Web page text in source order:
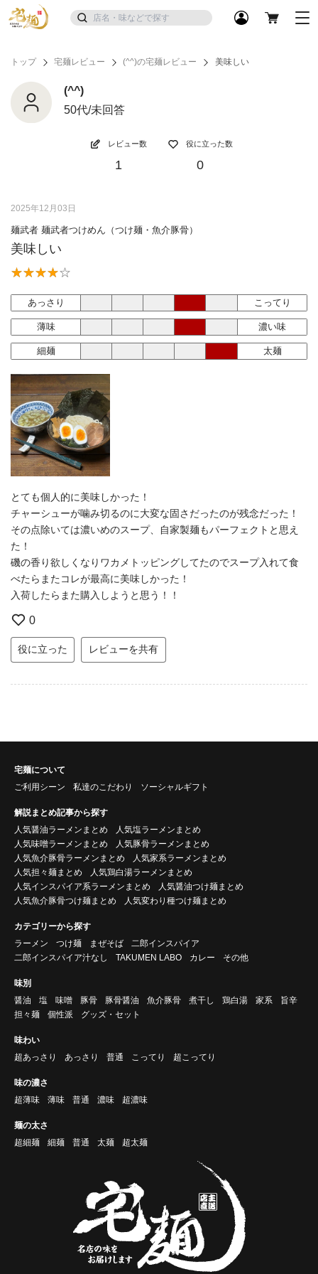
トップ 宅麺レビュー (^^)の宅麺レビュー 美味しい
(^^)
50代/未回答
レビュー数
1
役に立った数
0
2025年12月03日
麺武者 麺武者つけめん（つけ麺・魚介豚骨）
美味しい
あっさり こってり
薄味 濃い味
細麺 太麺
とても個人的に美味しかった！
チャーシューが噛み切るのに大変な固さだったのが残念だった！
その点除いては濃いめのスープ、自家製麺もパーフェクトと思え
た！
磯の香り欲しくなりワカメトッピングしてたのでスープ入れて食
べたらまたコレが最高に美味しかった！
入荷したらまた購入しようと思う！！
0
役に立った レビューを共有
宅麺について
ご利用シーン
私達のこだわり ソーシャルギフト
解説まとめ記事から探す
人気醤油ラーメンまとめ
人気塩ラーメンまとめ
人気味噌ラーメンまとめ
人気豚骨ラーメンまとめ
人気魚介豚骨ラーメンまとめ
人気家系ラーメンまとめ
人気担々麺まとめ
人気鶏白湯ラーメンまとめ
人気インスパイア系ラーメンまとめ
人気醤油つけ麺まとめ
人気魚介豚骨つけ麺まとめ
人気変わり種つけ麺まとめ
カテゴリーから探す
ラーメン
つけ麺 まぜそば
二郎インスパイア
二郎インスパイア汁なし
TAKUMEN LABO カレー その他
味別
醤油
塩 味噌 豚骨 豚骨醤油 魚介豚骨 煮干し 鶏白湯 家系
旨辛
担々麺
個性派 グッズ・セット
味わい
超あっさり
あっさり 普通 こってり 超こってり
味の濃さ
超薄味
薄味 普通 濃味 超濃味
麺の太さ
超細麺
細麺 普通 太麺 超太麺